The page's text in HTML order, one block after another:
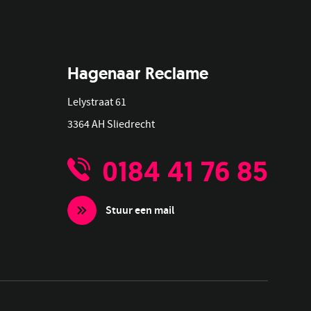
Hagenaar Reclame
Lelystraat 61
3364 AH Sliedrecht
0184 41 76 85
Stuur een mail